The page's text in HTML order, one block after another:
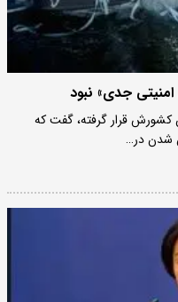
جدی» نبود
کشورش قرار گرفته، گفت که
شدن در…